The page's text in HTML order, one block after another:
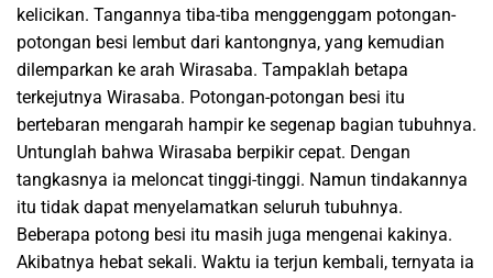
kelicikan. Tangannya tiba-tiba menggenggam potongan-
potongan besi lembut dari kantongnya, yang kemudian
dilemparkan ke arah Wirasaba. Tampaklah betapa
terkejutnya Wirasaba. Potongan-potongan besi itu
bertebaran mengarah hampir ke segenap bagian tubuhnya.
Untunglah bahwa Wirasaba berpikir cepat. Dengan
tangkasnya ia meloncat tinggi-tinggi. Namun tindakannya
itu tidak dapat menyelamatkan seluruh tubuhnya.
Beberapa potong besi itu masih juga mengenai kakinya.
Akibatnya hebat sekali. Waktu ia terjun kembali, ternyata ia